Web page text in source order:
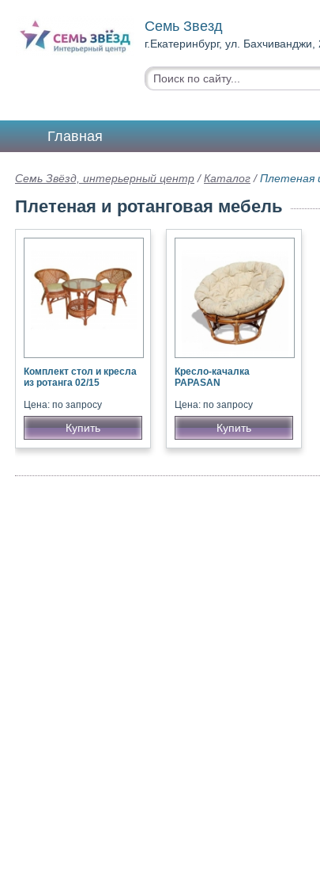
Семь Звезд
г.Екатеринбург, ул.
Главная
Семь Звёзд, интерьерный центр /Каталог /Плетеная
Плетеная и ротанговая мебель
Комплект стол и кресла
из ротанга 02/15
Цена: по запросу
Купить
Кресло-качалка
PAPASAN
Цена: по запросу
Купить